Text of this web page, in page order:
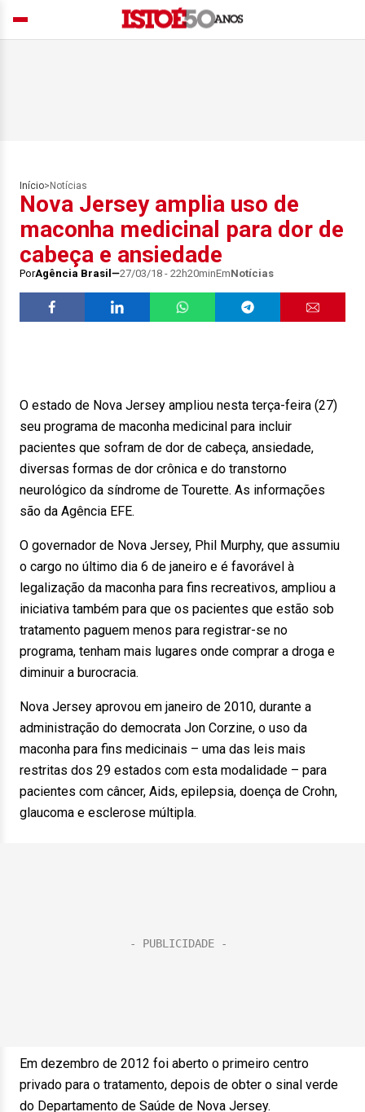
Início> Notícias
Nova Jersey amplia uso de
maconha medicinal para dor de
cabeça e ansiedade
PorAgência Brasil 27/03/18 - 22h20minEmNotícias
O estado de Nova Jersey ampliou nesta terça-feira (27)
seu programa de maconha medicinal para incluir
pacientes que sofram de dor de cabeça, ansiedade,
diversas formas de dor crônica e do transtorno
neurológico da síndrome de Tourette. As informações
são da Agência EFE.
O governador de Nova Jersey, Phil Murphy, que assumiu
o cargo no último dia 6 de janeiro e é favorável à
legalização da maconha para fins recreativos, ampliou a
iniciativa também para que os pacientes que estão sob
tratamento paguem menos para registrar-se no
programa, tenham mais lugares onde comprar a droga e
diminuir a burocracia.
Nova Jersey aprovou em janeiro de 2010, durante a
administração do democrata Jon Corzine, o uso da
maconha para fins medicinais – uma das leis mais
restritas dos 29 estados com esta modalidade – para
pacientes com câncer, Aids, epilepsia, doença de Crohn,
glaucoma e esclerose múltipla.
Em dezembro de 2012 foi aberto o primeiro centro
privado para o tratamento, depois de obter o sinal verde
do Departamento de Saúde de Nova Jersey.